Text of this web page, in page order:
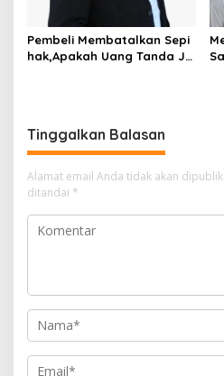
Pembeli Membatalkan Sepi
hak,Apakah Uang Tanda Ja
Tinggalkan Balasan
Alamat email Anda tidak akan
ditandai *